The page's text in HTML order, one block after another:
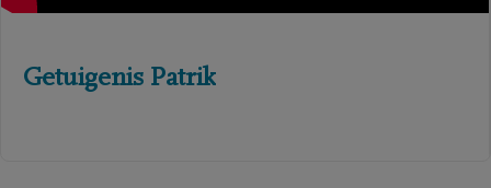
Getuigenis Patrik